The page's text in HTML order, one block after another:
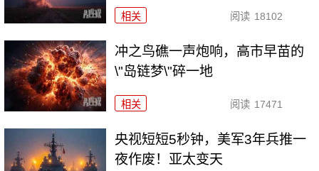
相关 阅读 18102
冲之鸟礁一声炮响，高市早苗的
\"岛链梦\"碎一地
相关 阅读 17471
央视短短5秒钟，美军3年兵推一
夜作废！亚太变天